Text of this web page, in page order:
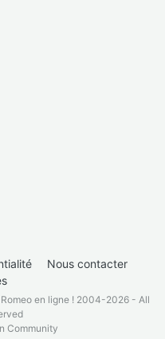
Nous contacter
en ligne ! 2004-2026 - All
Community